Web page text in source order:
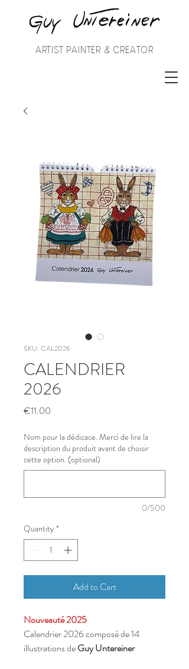
ARTIST PAINTER & CREATOR
SKU: CAL2026
CALENDRIER
2026
€11.00
Nom pour la dédicace. Merci de lire la
description du produit avant de choisir
cette option. (optional)
0/500
Quantity *
Add to Cart
Nouveauté 2025
Calendrier 2026 composé de 14
illustrations deGuy Untereiner